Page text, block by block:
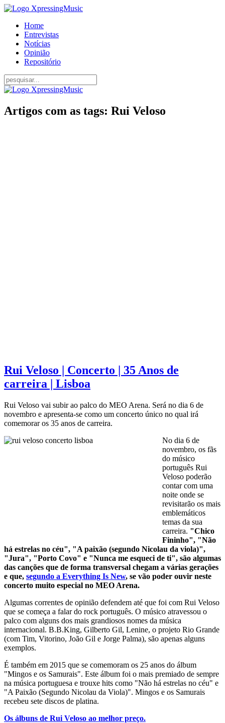
Home
Entrevistas
Notícias
Opinião
Repositório
Artigos com as tags: Rui Veloso
Rui Veloso | Concerto | 35 Anos de
carreira | Lisboa
Rui Veloso vai subir ao palco do MEO Arena. Será no dia 6 de
novembro e apresenta-se como um concerto único no qual irá
comemorar os 35 anos de carreira.
No dia 6 de
novembro, os fãs
do músico
português Rui
Veloso poderão
contar com uma
noite onde se
revisitarão os mais
emblemáticos
temas da sua
carreira. "Chico
Fininho", "Não
há estrelas no céu", "A paixão (segundo Nicolau da viola)",
"Jura", "Porto Covo" e "Nunca me esqueci de ti", são algumas
das canções que de forma transversal chegam a várias gerações
e que, segundo a Everything Is New, se vão poder ouvir neste
concerto muito especial no MEO Arena.
Algumas correntes de opinião defendem até que foi com Rui Veloso
que se começa a falar do rock português. O músico atravessou o
palco com alguns dos mais grandiosos nomes da música
internacional. B.B.King, Gilberto Gil, Lenine, o projeto Rio Grande
(com Tim, Vitorino, João Gil e Jorge Palma), são apenas alguns
exemplos.
É também em 2015 que se comemoram os 25 anos do álbum
"Mingos e os Samurais". Este álbum foi o mais premiado de sempre
na música portuguesa e trouxe hits como "Não há estrelas no céu" e
"A Paixão (Segundo Nicolau da Viola)". Mingos e os Samurais
recebeu sete discos de platina.
Os álbuns de Rui Veloso ao melhor preço.